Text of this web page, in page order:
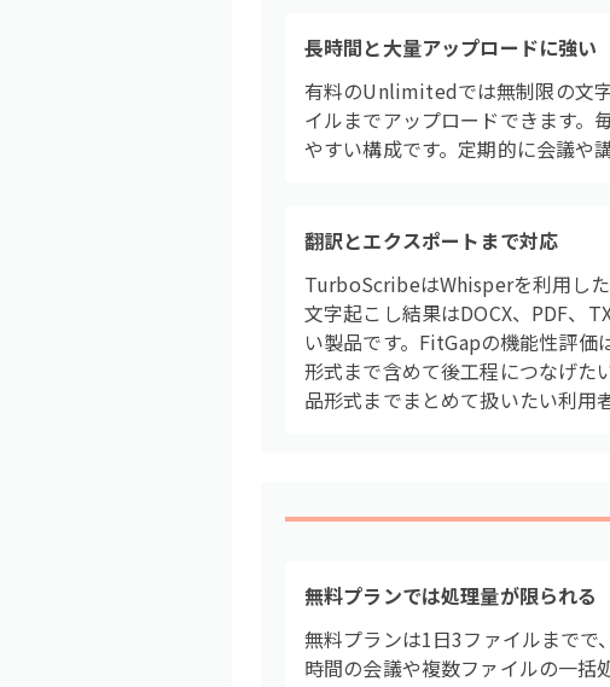
長時間と大量アップロードに強い
有料のUnlimitedでは無制限の文
イルまでアップロードできます。
やすい構成です。定期的に会議や
翻訳とエクスポートまで対応
TurboScribeはWhisperを利用し
文字起こし結果はDOCX、PDF、
い製品です。FitGapの機能性評
形式まで含めて後工程につなげた
品形式までまとめて扱いたい利用
無料プランでは処理量が限られる
無料プランは1日3ファイルまで
時間の会議や複数ファイルの一